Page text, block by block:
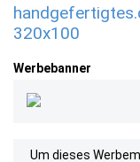
320x100
Werbebanner
Um dieses